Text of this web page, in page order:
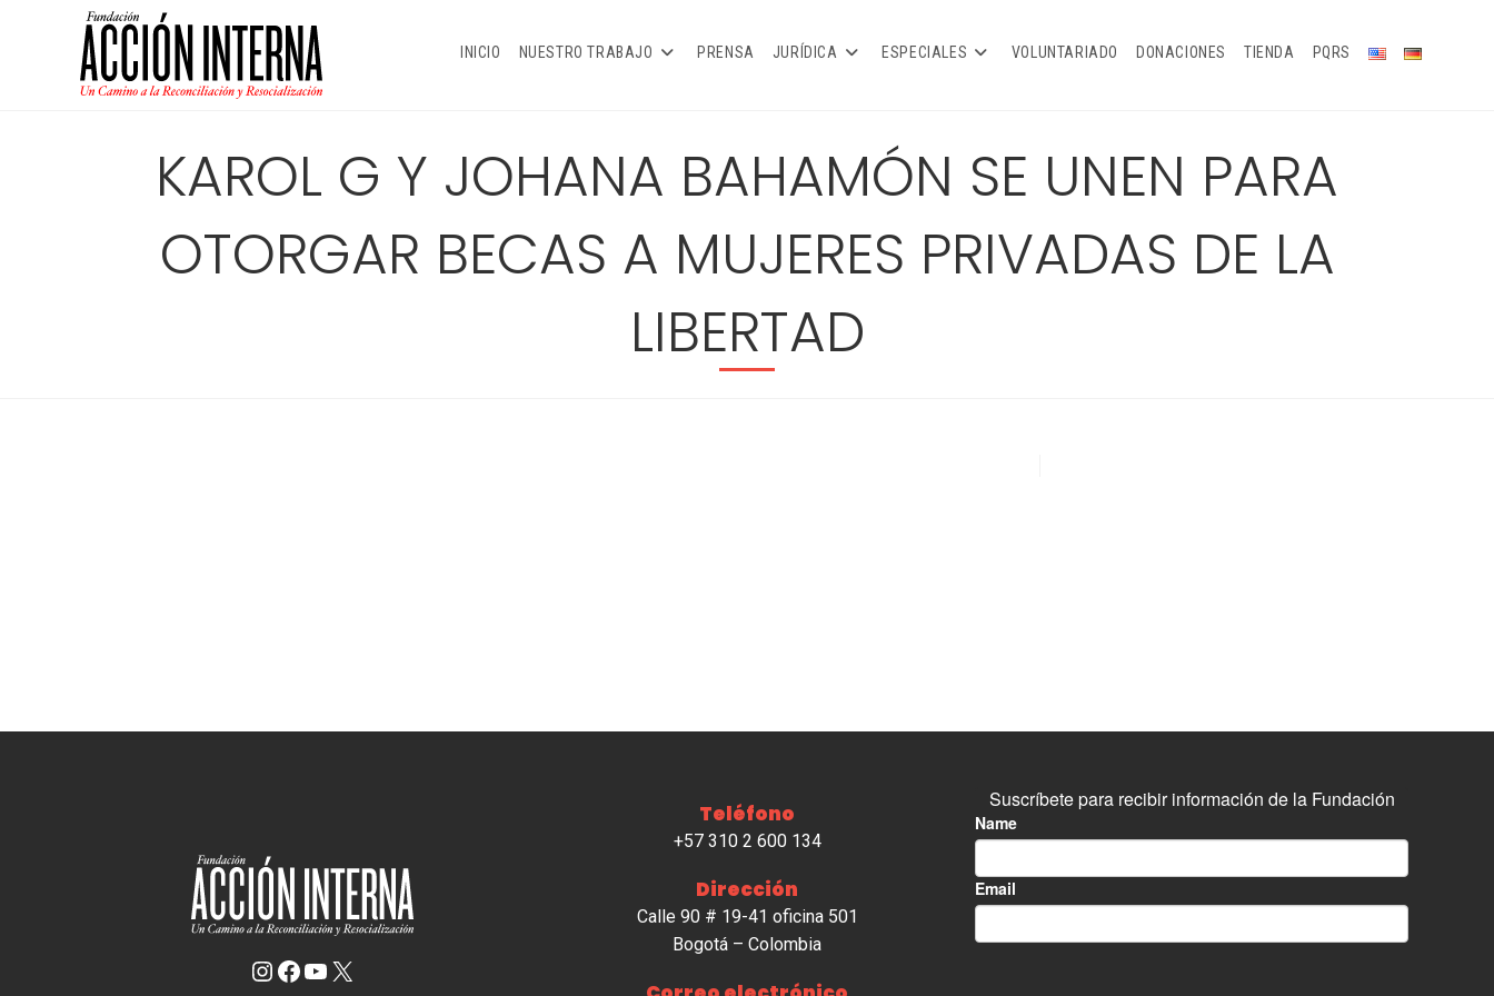
INICIO NUESTRO TRABAJO PRENSA JURÍDICA ESPECIALES VOLUNTARIADO DONACIONES TIENDA PQRS
KAROL G Y JOHANA BAHAMÓN SE UNEN PARA
OTORGAR BECAS A MUJERES PRIVADAS DE LA
LIBERTAD
Instagram Facebook YouTube X
Teléfono
+57 310 2 600 134
Dirección
Calle 90 # 19-41 oficina 501
Bogotá – Colombia